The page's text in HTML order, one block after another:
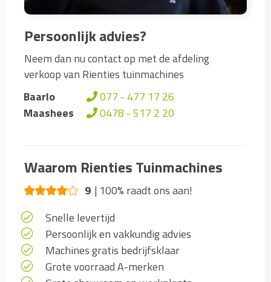
Persoonlijk advies?
Neem dan nu contact op met de afdeling
verkoop van Rienties tuinmachines
Baarlo
077 - 477 17 26
Maashees
0478 - 517 2 20
Waarom Rienties Tuinmachines
9 100% raadt ons aan!
Snelle levertijd
Persoonlijk en vakkundig advies
Machines gratis bedrijfsklaar
Grote voorraad A-merken